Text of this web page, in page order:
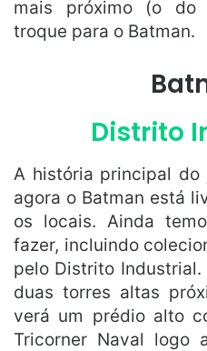
mais próximo (o do
troque para o Batman.
Distrito
A história principal
agora o Batman está
os locais. Ainda
fazer, incluindo
pelo Distrito
duas torres altas
verá um prédio alto
Tricorner Naval logo